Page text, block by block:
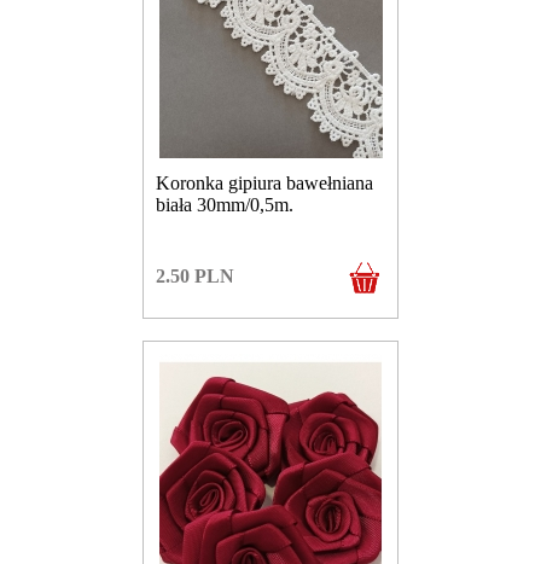
Koronka gipiura bawełniana
biała 30mm/0,5m.
2.50 PLN